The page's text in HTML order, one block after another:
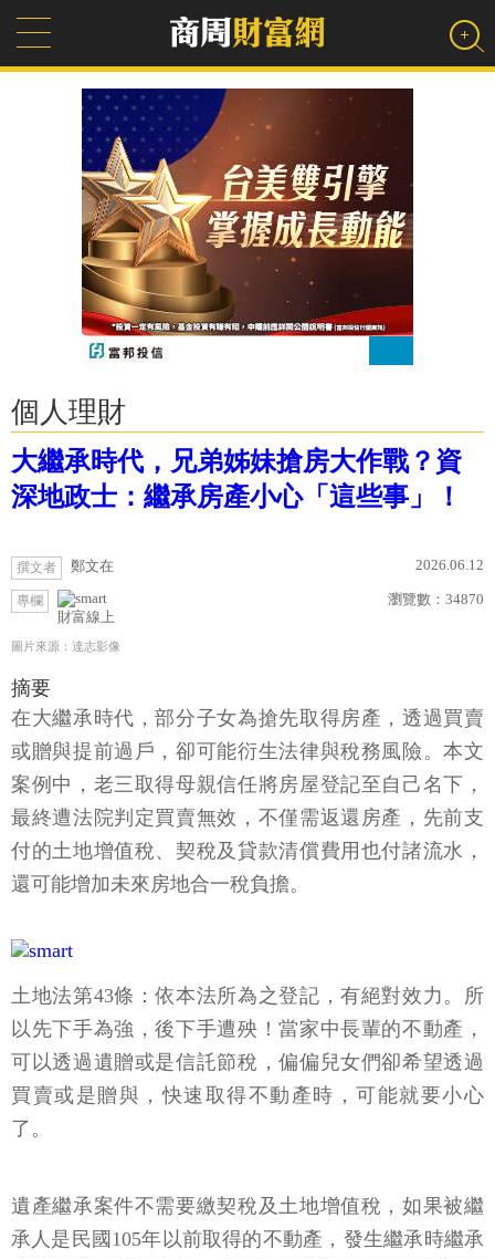
個人理財
大繼承時代，兄弟姊妹搶房大作戰？資
深地政士：繼承房產小心「這些事」！
撰文者 鄭文在 2026.06.12
專欄
財富線上
瀏覽數： 34870
圖片來源：達志影像
摘要
在大繼承時代，部分子女為搶先取得房產，透過買賣
或贈與提前過戶，卻可能衍生法律與稅務風險。本文
案例中，老三取得母親信任將房屋登記至自己名下，
最終遭法院判定買賣無效，不僅需返還房產，先前支
付的土地增值稅、契稅及貸款清償費用也付諸流水，
還可能增加未來房地合一稅負擔。
土地法第43條：依本法所為之登記，有絕對效力。所
以先下手為強，後下手遭殃！當家中長輩的不動產，
可以透過遺贈或是信託節稅，偏偏兒女們卻希望透過
買賣或是贈與，快速取得不動產時，可能就要小心
了。
遺產繼承案件不需要繳契稅及土地增值稅，如果被繼
承人是民國105年以前取得的不動產，發生繼承時繼承